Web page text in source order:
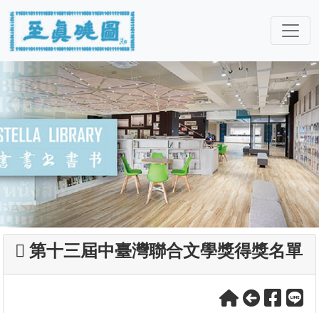
第十三屆中臺灣聯合文學獎得獎名單